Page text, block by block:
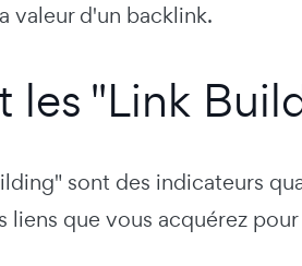
valeur d'un backlink.
les "Link
sont des indicateurs
liens que vous acquérez